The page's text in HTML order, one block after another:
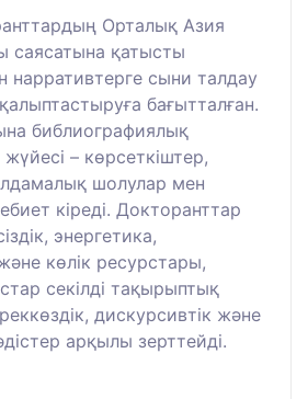
Орталық Азия
саясатына қатысты
нарративтерге сыни талдау
бағытталған.
библиографиялық
– көрсеткіштер,
шолулар мен
кіреді. Докторанттар
энергетика,
көлік ресурстары,
секілді тақырыптық
дискурсивтік және
арқылы зерттейді.